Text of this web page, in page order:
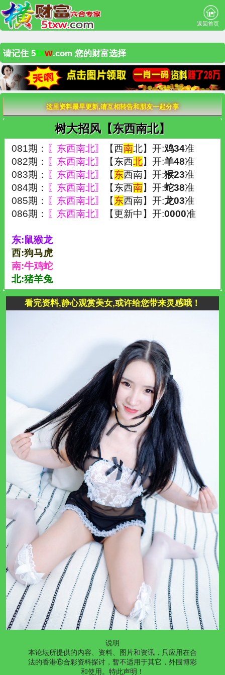
返回首页
请记住 5txw.com 您的财富选择
这里资料最早更新,请互相转告和朋友一起分享
树大招风【东西南北】
081期： 〖东西南北〗 【西南北】开:鸡34准
082期：
〖东西南北〗 【东西北】开:羊48准
083期：
〖东西南北〗 【东西南】开:猴23准
084期：
〖东西南北〗 【东西南】开:蛇38准
085期：
〖东西南北〗 【东西南】开:龙03准
086期：
〖东西南北〗 【更新中】开:0000准
东:鼠猴龙
西:狗马虎
南:牛鸡蛇
北:猪羊兔
看完资料,静心观赏美女,或许给您带来灵感哦！
说明
本论坛所提供的内容、资料、图片和资讯，只应用在合
法的香港⑥合彩资料探讨，暂不适用于其它，外围博彩
和使用。特此声明！